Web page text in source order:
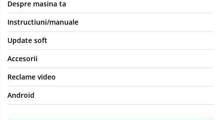
Despre masina ta
Instructiuni/manuale
Update soft
Accesorii
Reclame video
Android